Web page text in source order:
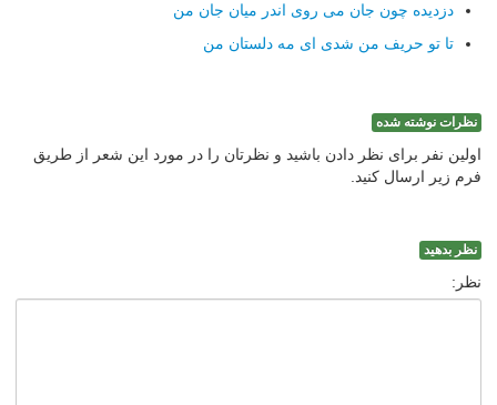
دزدیده چون جان می روی اندر میان جان من
تا تو حریف من شدی ای مه دلستان من
نظرات نوشته شده
اولین نفر برای نظر دادن باشید و نظرتان را در مورد این شعر از طریق
فرم زیر ارسال کنید.
نظر بدهید
نظر: